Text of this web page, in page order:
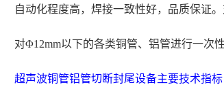
自动化程度高，焊接一致性好，品质保证
对Φ12mm以下的各类铜管、铝管进行一次
超声波铜管铝管切断封尾设备主要技术指标